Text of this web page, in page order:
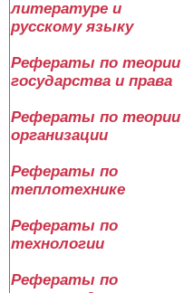
литературе и
русскому языку
Рефераты по теории
государства и права
Рефераты по теории
организации
Рефераты по
теплотехнике
Рефераты по
технологии
Рефераты по